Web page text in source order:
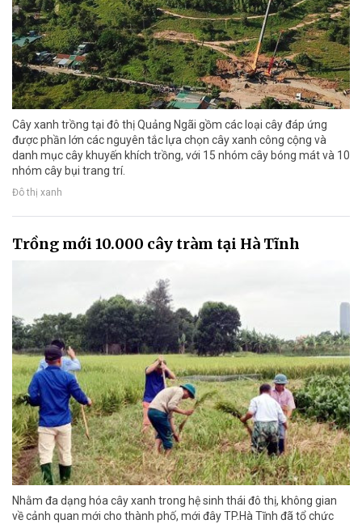
Cây xanh trồng tại đô thị Quảng Ngãi gồm các loại cây đáp ứng
được phần lớn các nguyên tắc lựa chọn cây xanh công cộng và
danh mục cây khuyến khích trồng, với 15 nhóm cây bóng mát và 10
nhóm cây bụi trang trí.
Đô thị xanh
Trồng mới 10.000 cây tràm tại Hà Tĩnh
Nhằm đa dạng hóa cây xanh trong hệ sinh thái đô thị, không gian
về cảnh quan mới cho thành phố, mới đây TP.Hà Tĩnh đã tổ chức